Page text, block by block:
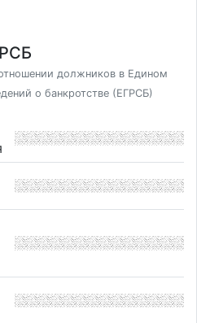
должников в Едином
о банкротстве (ЕГРСБ)